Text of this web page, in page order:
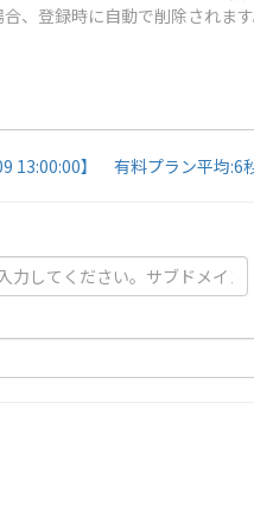
13:00:00】 有料プラン平均:6